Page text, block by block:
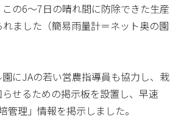
の6～7日の晴れ間に防除できた生産
ました（簡易雨量計＝ネット奥の園
にJAの若い営農指導員も協力し、栽
せるための掲示板を設置し、早速
管理」情報を掲示しました。